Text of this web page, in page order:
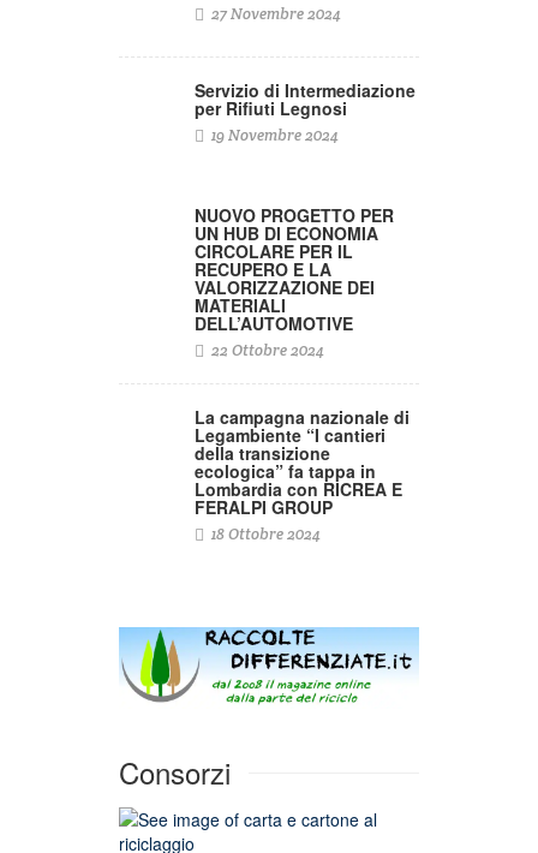
27 Novembre 2024
Servizio di Intermediazione
per Rifiuti Legnosi
19 Novembre 2024
NUOVO PROGETTO PER
UN HUB DI ECONOMIA
CIRCOLARE PER IL
RECUPERO E LA
VALORIZZAZIONE DEI
MATERIALI
DELL’AUTOMOTIVE
22 Ottobre 2024
La campagna nazionale di
Legambiente “I cantieri
della transizione
ecologica” fa tappa in
Lombardia con RICREA E
FERALPI GROUP
18 Ottobre 2024
Consorzi